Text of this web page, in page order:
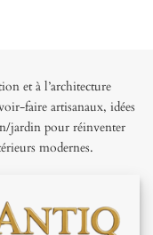
et à l’architecture
faire artisanaux, idées
jardin pour réinventer
modernes.